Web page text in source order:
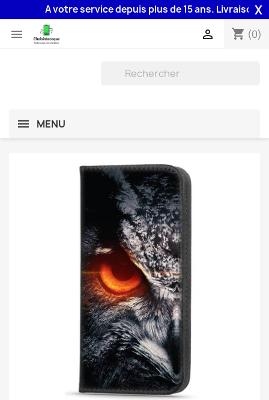
A votre service depuis plus de 15 ans. Livraison X
 shopping_cart (0)

MENU